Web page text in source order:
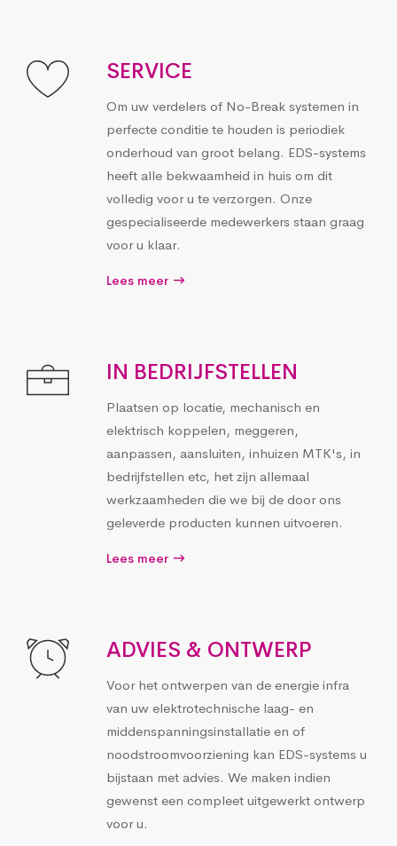
SERVICE
Om uw verdelers of No-Break systemen in
perfecte conditie te houden is periodiek
onderhoud van groot belang. EDS-systems
heeft alle bekwaamheid in huis om dit
volledig voor u te verzorgen. Onze
gespecialiseerde medewerkers staan graag
voor u klaar.
Lees meer
IN BEDRIJFSTELLEN
Plaatsen op locatie, mechanisch en
elektrisch koppelen, meggeren,
aanpassen, aansluiten, inhuizen MTK's, in
bedrijfstellen etc, het zijn allemaal
werkzaamheden die we bij de door ons
geleverde producten kunnen uitvoeren.
Lees meer
ADVIES & ONTWERP
Voor het ontwerpen van de energie infra
van uw elektrotechnische laag- en
middenspanningsinstallatie en of
noodstroomvoorziening kan EDS-systems u
bijstaan met advies. We maken indien
gewenst een compleet uitgewerkt ontwerp
voor u.